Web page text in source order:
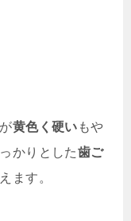
黄色く硬い もや
かりとした歯ご
ます。